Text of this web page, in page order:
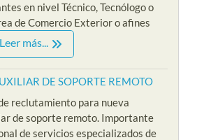
en nivel Técnico, Tecnólogo o
de Comercio Exterior o afines
Leer más...
DE SOPORTE REMOTO
reclutamiento para nueva
de soporte remoto. Importante
de servicios especializados de